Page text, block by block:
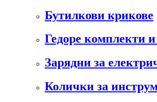
Бутилкови крикове
Гедоре комплекти
Зарядни за
Колички за